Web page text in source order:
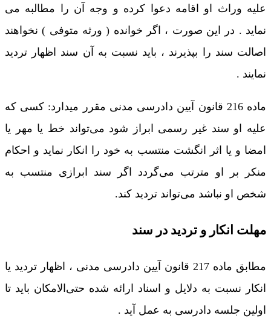
علیه وراث او اقامه دعوا کرده و وجه آن را مطالبه می
نماید . در این صورت ، اگر خوانده ( ورثه متوفی ) نخواهند
اصالت سند را بپذیرند ، باید نسبت به آن سند اظهار تردید
نمایند .
ماده 216 قانون آیین دادرسی مدنی مقرر میدارد: کسی که
علیه او سند غیر رسمی ابراز شود می‌تواند خط یا مهر یا
امضا و یا اثر انگشت منتسب به خود را انکار نماید و احکام
منکر بر او مترتب می‌گردد اگر سند ابرازی منتسب به
شخص او نباشد می‌تواند تردید کند.
مهلت انکار و تردید در سند
مطابق ماده 217 قانون آیین دادرسی مدنی ، اظهار تردید یا
انکار نسبت به دلایل و اسناد ارائه شده حتی‌الامکان باید تا
اولین جلسه دادرسی به عمل آید .